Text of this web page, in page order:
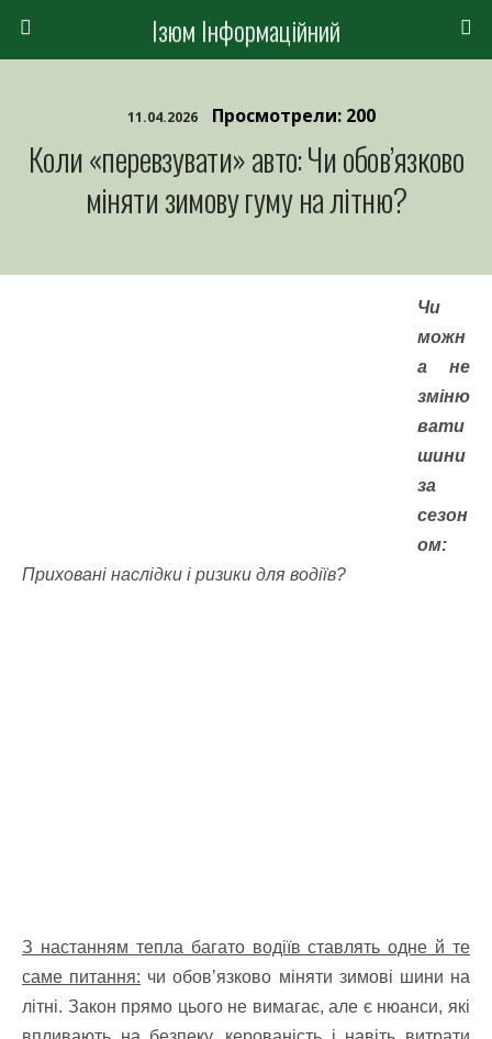
Ізюм Інформаційний
11.04.2026 Просмотрели: 200
Коли «перевзувати» авто: Чи обов’язково
міняти зимову гуму на літню?
Чи
можн
а не
зміню
вати
шини
за
сезон
ом:
Приховані наслідки і ризики для водіїв?
З настанням тепла багато водіїв ставлять одне й те
саме питання: чи обов’язково міняти зимові шини на
літні. Закон прямо цього не вимагає, але є нюанси, які